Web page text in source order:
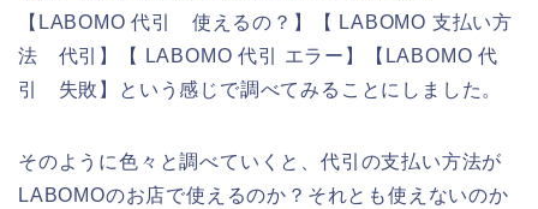
【LABOMO 代引 使えるの？】【 LABOMO 支払い方
法 代引】【 LABOMO 代引 エラー】【LABOMO 代
引 失敗】という感じで調べてみることにしました。
そのように色々と調べていくと、代引の支払い方法が
LABOMOのお店で使えるのか？それとも使えないのか